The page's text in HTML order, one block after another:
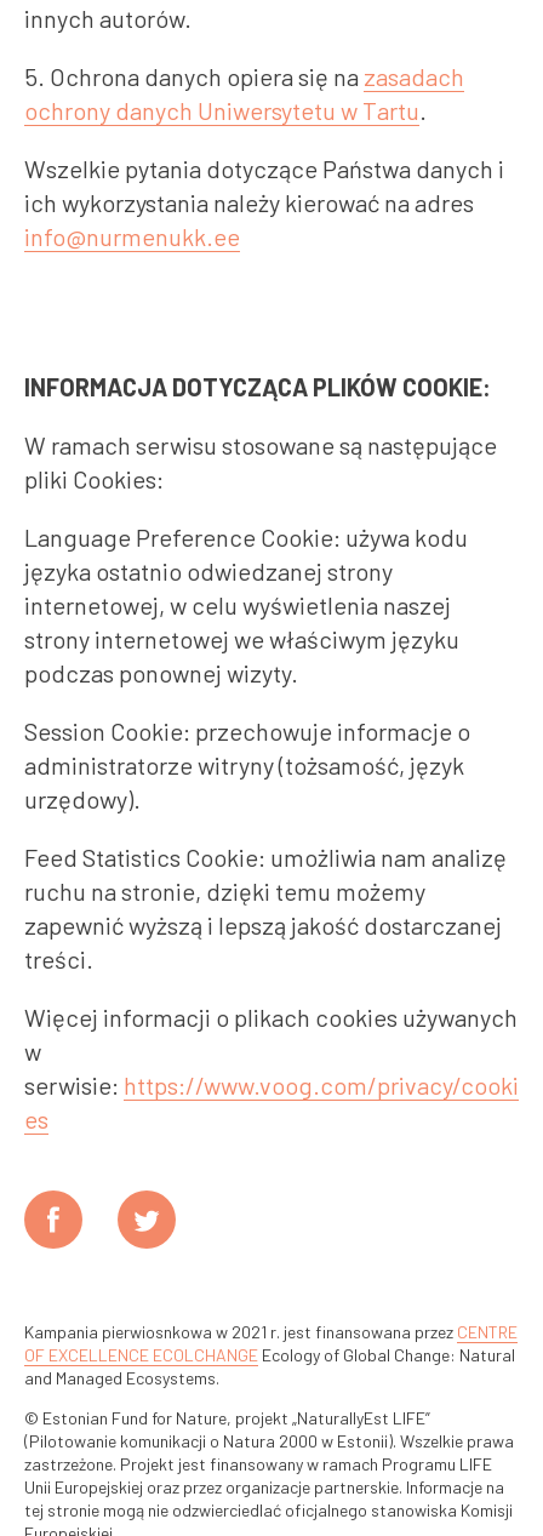
innych autorów.
5. Ochrona danych opiera się na zasadach
ochrony danych Uniwersytetu w Tartu
Wszelkie pytania dotyczące Państwa danych i
ich wykorzystania należy kierować na adres
info@nurmenukk.ee
INFORMACJA DOTYCZĄCA PLIKÓW COOKIE:
W ramach serwisu stosowane są następujące
pliki Cookies:
Language Preference Cookie: używa kodu
języka ostatnio odwiedzanej strony
internetowej, w celu wyświetlenia naszej
strony internetowej we właściwym języku
podczas ponownej wizyty.
Session Cookie: przechowuje informacje o
administratorze witryny (tożsamość, język
urzędowy).
Feed Statistics Cookie: umożliwia nam analizę
ruchu na stronie, dzięki temu możemy
zapewnić wyższą i lepszą jakość dostarczanej
treści.
Więcej informacji o plikach cookies używanych
w
serwisie: https://www.voog.com/privacy/cooki
es
Kampania pierwiosnkowa w 2021 r. jest finansowana przez CENTRE
OF EXCELLENCE ECOLCHANGE Ecology of Global Change: Natural
and Managed Ecosystems.
© Estonian Fund for Nature, projekt „NaturallyEst LIFE”
(Pilotowanie komunikacji o Natura 2000 w Estonii). Wszelkie prawa
zastrzeżone. Projekt jest finansowany w ramach Programu LIFE
Unii Europejskiej oraz przez organizacje partnerskie. Informacje na
tej stronie mogą nie odzwierciedlać oficjalnego stanowiska Komisji